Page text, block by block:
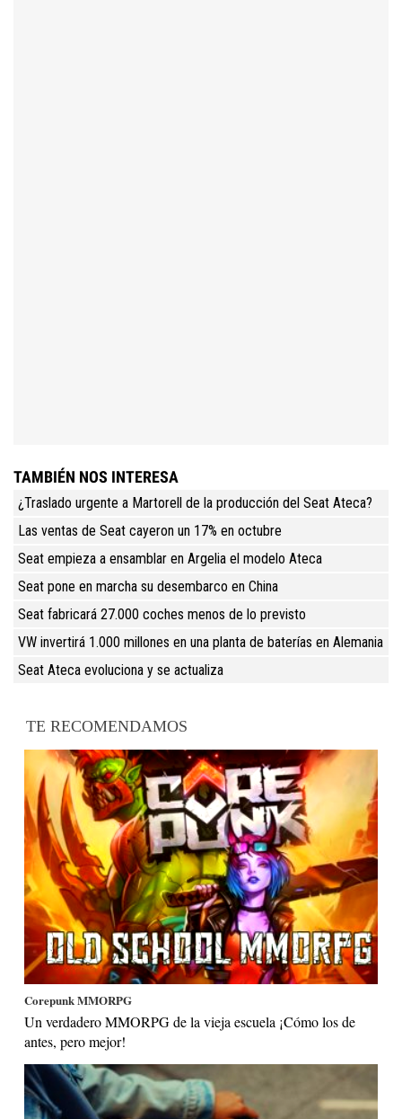
TAMBIÉN NOS INTERESA
¿Traslado urgente a Martorell de la producción del Seat Ateca?
Las ventas de Seat cayeron un 17% en octubre
Seat empieza a ensamblar en Argelia el modelo Ateca
Seat pone en marcha su desembarco en China
Seat fabricará 27.000 coches menos de lo previsto
VW invertirá 1.000 millones en una planta de baterías en Alemania
Seat Ateca evoluciona y se actualiza
TE RECOMENDAMOS
Corepunk MMORPG
Un verdadero MMORPG de la vieja escuela ¡Cómo los de
antes, pero mejor!